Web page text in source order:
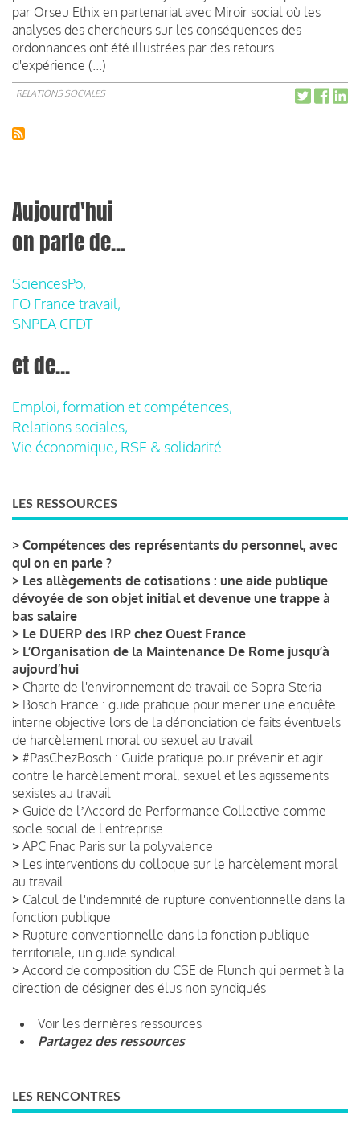
par Orseu Ethix en partenariat avec Miroir social où les
analyses des chercheurs sur les conséquences des
ordonnances ont été illustrées par des retours
d'expérience (...)
RELATIONS SOCIALES
Aujourd'hui
on parle de...
SciencesPo,
FO France travail,
SNPEA CFDT
et de...
Emploi, formation et compétences,
Relations sociales,
Vie économique, RSE & solidarité
LES RESSOURCES
> Compétences des représentants du personnel, avec
qui on en parle ?
> Les allègements de cotisations : une aide publique
dévoyée de son objet initial et devenue une trappe à
bas salaire
> Le DUERP des IRP chez Ouest France
> L’Organisation de la Maintenance De Rome jusqu’à
aujourd’hui
> Charte de l'environnement de travail de Sopra-Steria
> Bosch France : guide pratique pour mener une enquête
interne objective lors de la dénonciation de faits éventuels
de harcèlement moral ou sexuel au travail
> #PasChezBosch : Guide pratique pour prévenir et agir
contre le harcèlement moral, sexuel et les agissements
sexistes au travail
> Guide de lʼAccord de Performance Collective comme
socle social de l'entreprise
> APC Fnac Paris sur la polyvalence
> Les interventions du colloque sur le harcèlement moral
au travail
> Calcul de l'indemnité de rupture conventionnelle dans la
fonction publique
> Rupture conventionnelle dans la fonction publique
territoriale, un guide syndical
> Accord de composition du CSE de Flunch qui permet à la
direction de désigner des élus non syndiqués
Voir les dernières ressources
Partagez des ressources
LES RENCONTRES